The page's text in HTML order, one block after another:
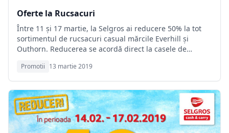
Oferte la Rucsacuri
Între 11 şi 17 martie, la Selgros ai reducere 50% la tot
sortimentul de rucsacuri casual mărcile Everhill şi
Outhorn. Reducerea se acordă direct la casele de
magazinele Selgros. SELGROS - clubul pasionatilor de
cumparaturi!
Promotii 13 martie 2019